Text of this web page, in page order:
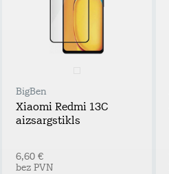
BigBen
Xiaomi Redmi 13C
aizsargstikls
6,60 €
bez PVN